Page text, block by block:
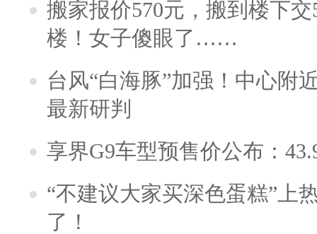
搬家报价570元，搬到楼下
楼！女子傻眼了……
台风“白海豚”加强！中心附
最新研判
享界G9车型预售价公布：
“不建议大家买深色蛋糕”上
了！